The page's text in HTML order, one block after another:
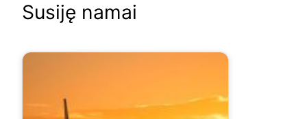
Susiję namai